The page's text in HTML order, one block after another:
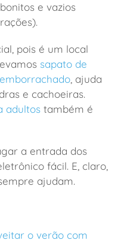
e vazios
pois é um local
sapato de
, ajuda
e cachoeiras.
adultostambém é
a entrada dos
fácil. E, claro,
ajudam.
o verão com